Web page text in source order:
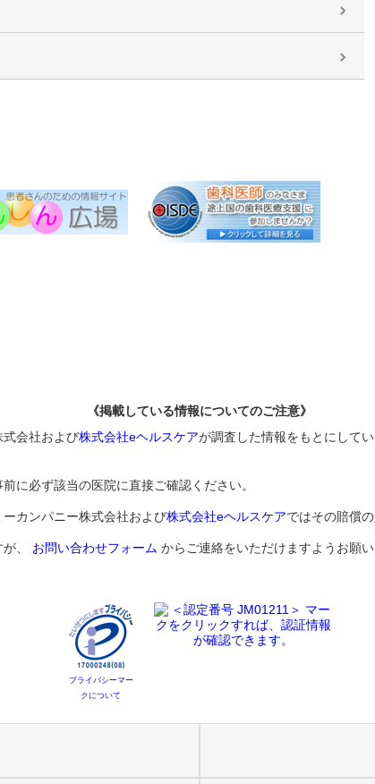
《掲載している情報についてのご注意》
会社および株式会社eヘルスケアが調査した情報をもとにして
に必ず該当の医院に直接ご確認ください。
カンパニー株式会社および株式会社eヘルスケアではその賠償
、 お問い合わせフォーム からご連絡をいただけますようお願い
プライバシーマー
クについて